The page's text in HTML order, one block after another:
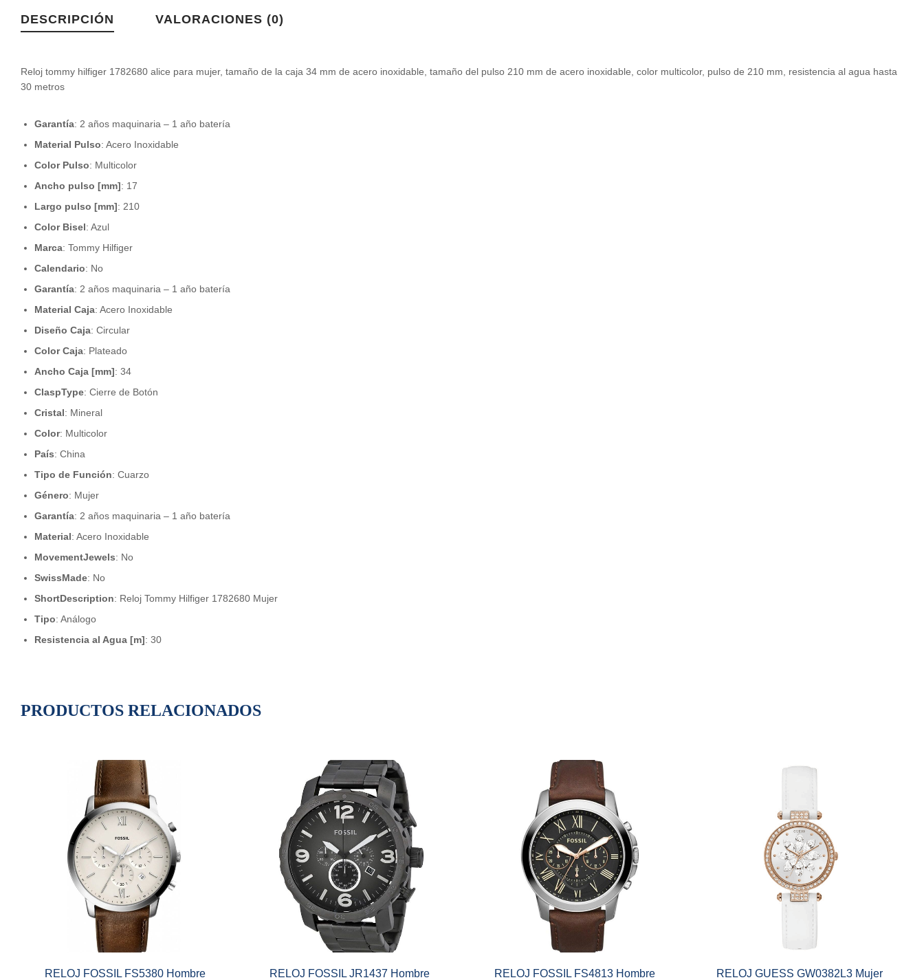
DESCRIPCIÓN VALORACIONES (0)
Reloj tommy hilfiger 1782680 alice para mujer, tamaño de la caja 34 mm de acero inoxidable, tamaño del pulso 210 mm de acero inoxidable, color multicolor, pulso de 210 mm, resistencia al agua hasta
30 metros
Garantía: 2 años maquinaria – 1 año batería
Material Pulso: Acero Inoxidable
Color Pulso: Multicolor
Ancho pulso [mm]: 17
Largo pulso [mm]: 210
Color Bisel: Azul
Marca: Tommy Hilfiger
Calendario: No
Garantía: 2 años maquinaria – 1 año batería
Material Caja: Acero Inoxidable
Diseño Caja: Circular
Color Caja: Plateado
Ancho Caja [mm]: 34
ClaspType: Cierre de Botón
Cristal: Mineral
Color: Multicolor
País: China
Tipo de Función: Cuarzo
Género: Mujer
Garantía: 2 años maquinaria – 1 año batería
Material: Acero Inoxidable
MovementJewels: No
SwissMade: No
ShortDescription: Reloj Tommy Hilfiger 1782680 Mujer
Tipo: Análogo
Resistencia al Agua [m]: 30
PRODUCTOS RELACIONADOS
RELOJ FOSSIL FS5380 Hombre RELOJ FOSSIL JR1437 Hombre RELOJ FOSSIL FS4813 Hombre RELOJ GUESS GW0382L3 Mujer